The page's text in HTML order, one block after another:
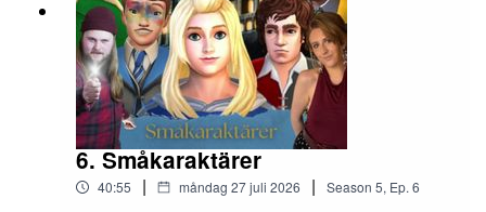
6. Småkaraktärer
40:55 | måndag 27 juli 2026 | Season 5, Ep. 6